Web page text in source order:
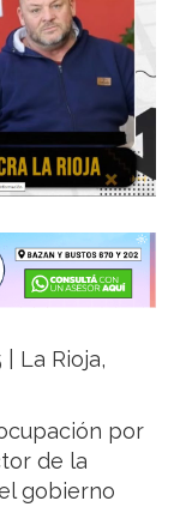
La Rioja,
por
de la
gobierno